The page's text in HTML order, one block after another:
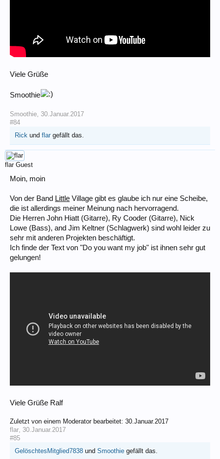
Viele Grüße
Smoothie
Smoothie, 30.Januar.2017
#84
Rick und flar gefällt das.
flar Guest
Moin, moin
Von der Band Little Village gibt es glaube ich nur eine Scheibe,
die ist allerdings meiner Meinung nach hervorragend.
Die Herren John Hiatt (Gitarre), Ry Cooder (Gitarre), Nick
Lowe (Bass), and Jim Keltner (Schlagwerk) sind wohl leider zu
sehr mit anderen Projekten beschäftigt.
Ich finde der Text von "Do you want my job" ist ihnen sehr gut
gelungen!
Viele Grüße Ralf
Zuletzt von einem Moderator bearbeitet: 30.Januar.2017
flar 30.Januar.2017
#85
GelöschtesMitglied7838 und Smoothie gefällt das.